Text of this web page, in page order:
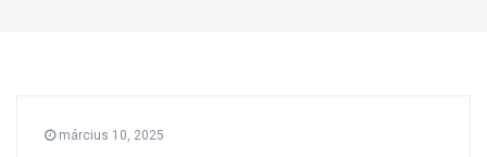
március 10, 2025